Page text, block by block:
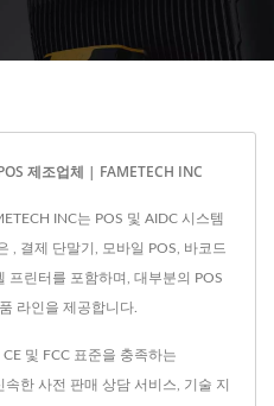
팀은 Auto-ID 및 POS 기술 분야
습니다.
제조업체 | FAMETECH INC
INC는 POS 및 AIDC 시스템
, 결제 단말기, 모바일 POS, 바코드
프린터를 포함하며, 대부분의 POS
라인을 제공합니다.
및 FCC 표준을 충족하는
한 사전 판매 상담 서비스, 기술 지